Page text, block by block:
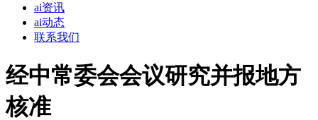
ai资讯
ai动态
联系我们
经中常委会会议研究并报地方
核准